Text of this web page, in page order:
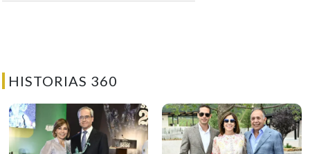
HISTORIAS 360